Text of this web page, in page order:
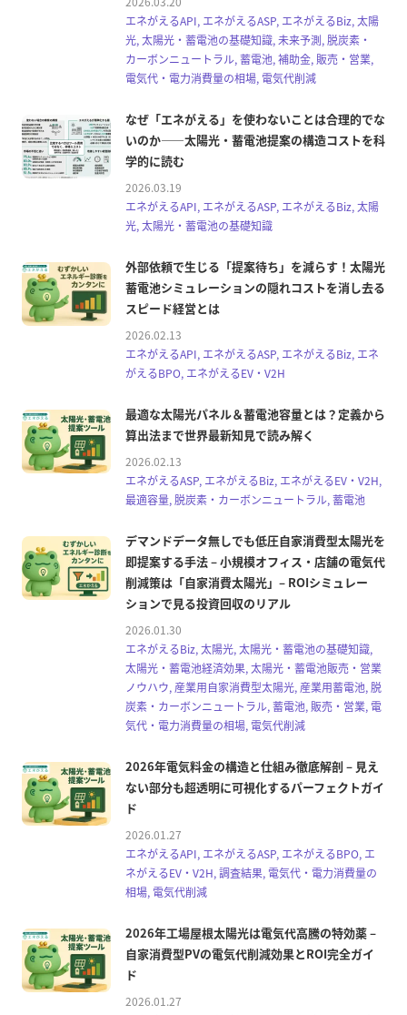
エネがえるAPI, エネがえるASP, エネがえるBiz, 太陽
光, 太陽光・蓄電池の基礎知識, 未来予測, 脱炭素・
カーボンニュートラル, 蓄電池, 補助金, 販売・営業,
電気代・電力消費量の相場, 電気代削減
なぜ「エネがえる」を使わないことは合理的でな
いのか――太陽光・蓄電池提案の構造コストを科
学的に読む
2026.03.19
エネがえるAPI, エネがえるASP, エネがえるBiz, 太陽
光, 太陽光・蓄電池の基礎知識
外部依頼で生じる「提案待ち」を減らす！太陽光
蓄電池シミュレーションの隠れコストを消し去る
スピード経営とは
2026.02.13
エネがえるAPI, エネがえるASP, エネがえるBiz, エネ
がえるBPO, エネがえるEV・V2H
最適な太陽光パネル＆蓄電池容量とは？定義から
算出法まで世界最新知見で読み解く
2026.02.13
エネがえるASP, エネがえるBiz, エネがえるEV・V2H,
最適容量, 脱炭素・カーボンニュートラル, 蓄電池
デマンドデータ無しでも低圧自家消費型太陽光を
即提案する手法 – 小規模オフィス・店舗の電気代
削減策は「自家消費太陽光」– ROIシミュレー
ションで見る投資回収のリアル
2026.01.30
エネがえるBiz, 太陽光, 太陽光・蓄電池の基礎知識,
太陽光・蓄電池経済効果, 太陽光・蓄電池販売・営業
ノウハウ, 産業用自家消費型太陽光, 産業用蓄電池, 脱
炭素・カーボンニュートラル, 蓄電池, 販売・営業, 電
気代・電力消費量の相場, 電気代削減
2026年電気料金の構造と仕組み徹底解剖 – 見え
ない部分も超透明に可視化するパーフェクトガイ
ド
2026.01.27
エネがえるAPI, エネがえるASP, エネがえるBPO, エ
ネがえるEV・V2H, 調査結果, 電気代・電力消費量の
相場, 電気代削減
2026年工場屋根太陽光は電気代高騰の特効薬 –
自家消費型PVの電気代削減効果とROI完全ガイ
ド
2026.01.27